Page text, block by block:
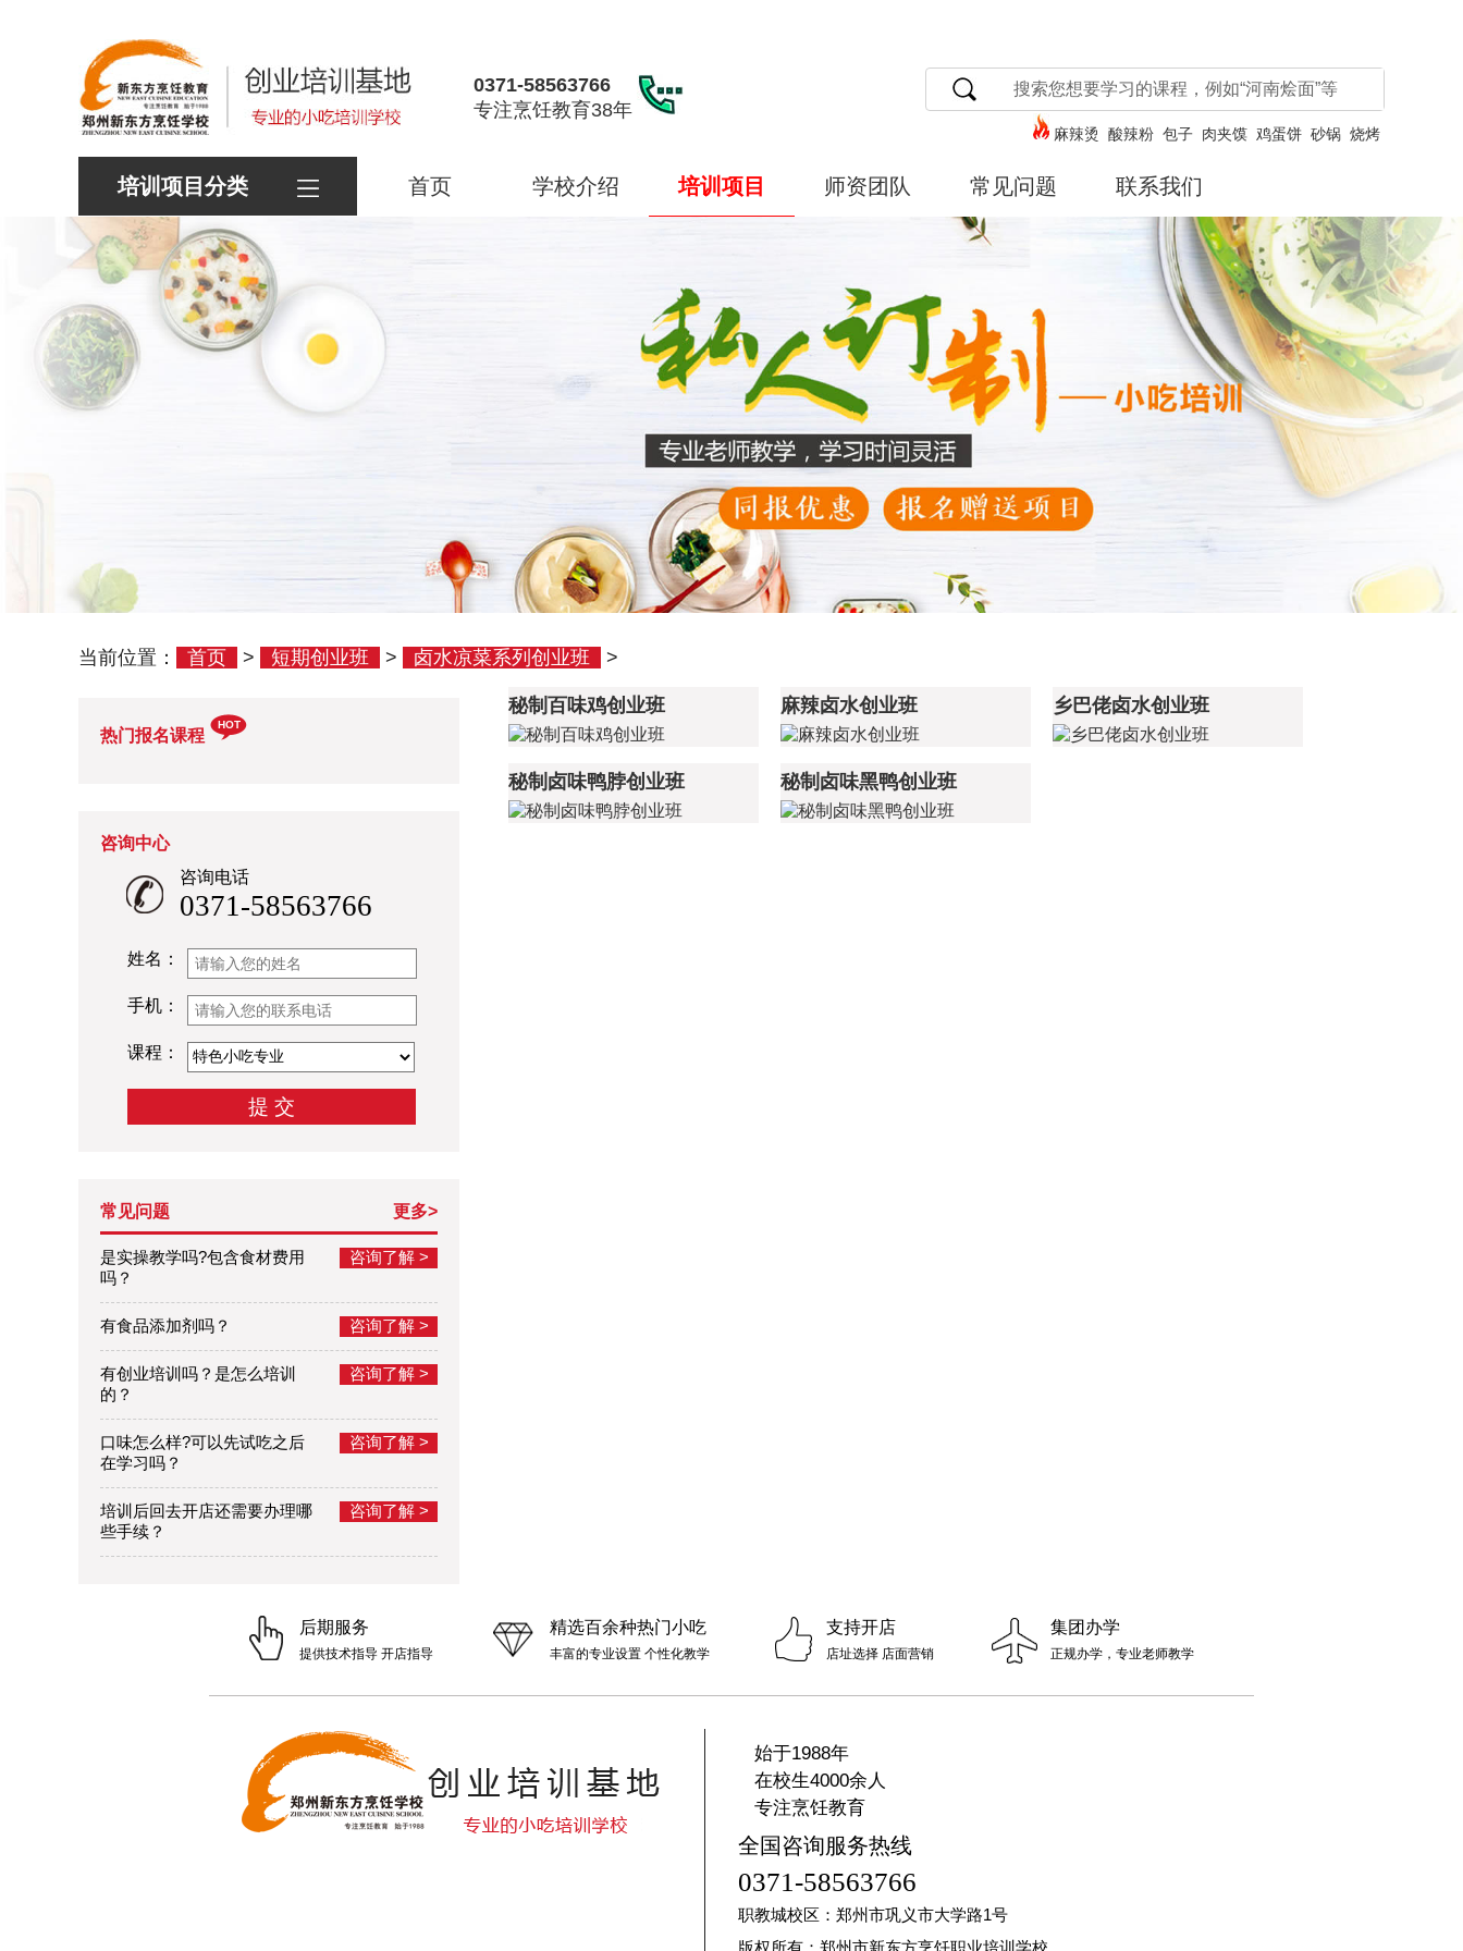
0371-58563766
专注烹饪教育38年
麻辣烫 酸辣粉 包子 肉夹馍 鸡蛋饼 砂锅 烧烤
培训项目分类 首页 学校介绍 培训项目 师资团队 常见问题 联系我们
当前位置： 首页 > 短期创业班 > 卤水凉菜系列创业班 >
热门报名课程
HOT
咨询中心
咨询电话
0371-58563766
姓名：
手机：
课程：
常见问题 更多>
是实操教学吗?包含食材费用
吗？
咨询了解 >
有食品添加剂吗？ 咨询了解 >
有创业培训吗？是怎么培训
的？
咨询了解 >
口味怎么样?可以先试吃之后
在学习吗？
咨询了解 >
培训后回去开店还需要办理哪
些手续？
咨询了解 >
秘制百味鸡创业班 麻辣卤水创业班 乡巴佬卤水创业班
秘制卤味鸭脖创业班 秘制卤味黑鸭创业班
后期服务
提供技术指导 开店指导
精选百余种热门小吃
丰富的专业设置 个性化教学
支持开店
店址选择 店面营销
集团办学
正规办学，专业老师教学
始于1988年
在校生4000余人
专注烹饪教育
全国咨询服务热线
0371-58563766
职教城校区：郑州市巩义市大学路1号
版权所有：郑州市新东方烹饪职业培训学校